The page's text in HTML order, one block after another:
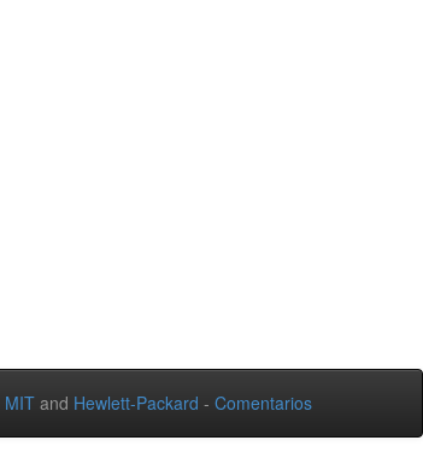
MIT and Hewlett-Packard - Comentarios